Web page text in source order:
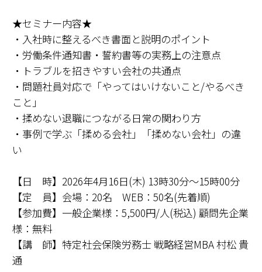
★セミナー内容★
・入社時に整えるべき書面と説明のポイント
・労働条件通知書・誓約書等の実務上の注意点
・トラブルを招きやすい会社の共通点
・問題社員対応で「やってはいけないこと/やるべき
こと」
・揉めない退職につながる日常の関わり方
・事例で学ぶ「揉める会社」「揉めない会社」の違
い
【日 時】2026年4月16日(木) 13時30分～15時00分
【定 員】会場：20名 WEB：50名(先着順)
【参加費】一般企業様：5,500円/人(税込) 顧問先企業
様：無料
【講 師】特定社会保険労務士 戦略経営MBA 村松 貴
通